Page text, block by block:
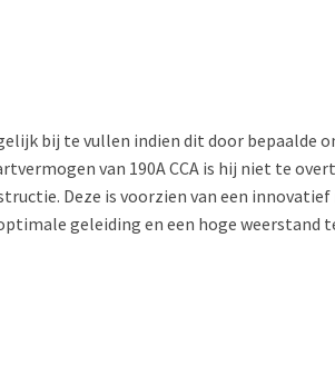
bij te vullen indien dit door
van 190A CCA is hij niet te
Deze is voorzien van een
geleiding en een hoge weerstand